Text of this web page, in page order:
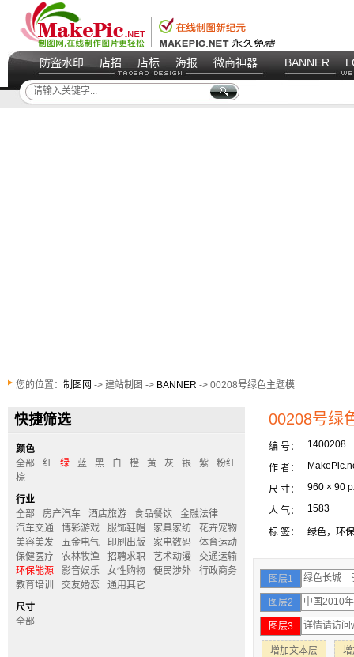
防盗水印 店招 店标 海报 微商神器 BANNER
您的位置： 制图网 -> 建站制图 -> BANNER -> 00208号绿色主题模
快捷筛选
颜色
全部
红 绿 蓝 黑 白 橙 黄 灰 银 紫
粉红
棕
行业
全部
房产汽车 酒店旅游 食品餐饮
金融法律
汽车交通
博彩游戏 服饰鞋帽 家具家纺
花卉宠物
美容美发
五金电气 印刷出版 家电数码
体育运动
保健医疗
农林牧渔 招聘求职 艺术动漫
交通运输
环保能源
影音娱乐 女性购物 便民涉外
行政商务
教育培训
交友婚恋
通用其它
尺寸
全部
00208号绿
编 号： 1400208
作 者：
尺 寸： 960 × 90
人 气： 1583
标 签： 绿色，环保
图层1
图层2
图层3
增加文本层